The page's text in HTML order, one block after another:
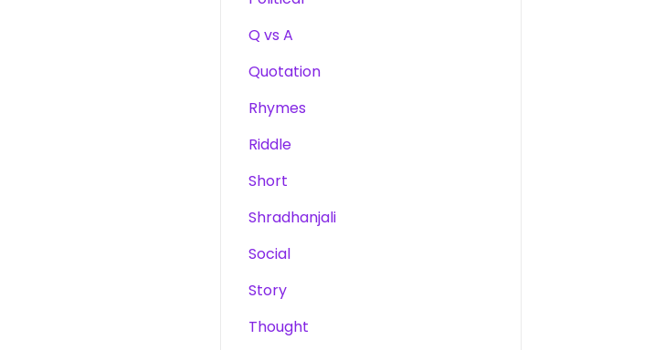
Q vs A
Quotation
Rhymes
Riddle
Short
Shradhanjali
Social
Story
Thought